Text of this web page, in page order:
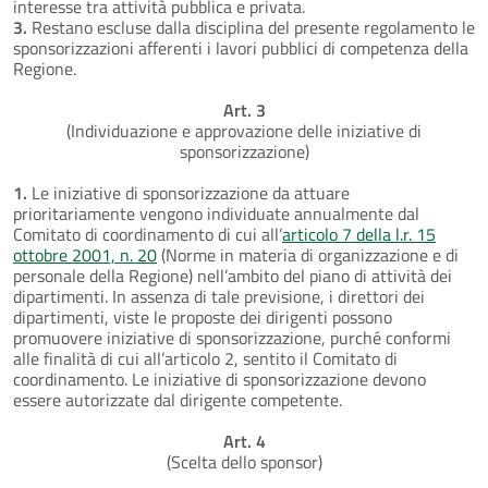
interesse tra attività pubblica e privata.
3. Restano escluse dalla disciplina del presente regolamento le
sponsorizzazioni afferenti i lavori pubblici di competenza della
Regione.
Art. 3
(Individuazione e approvazione delle iniziative di
sponsorizzazione)
1. Le iniziative di sponsorizzazione da attuare
prioritariamente vengono individuate annualmente dal
Comitato di coordinamento di cui all’articolo 7 della l.r. 15
ottobre 2001, n. 20(Norme in materia di organizzazione e di
personale della Regione) nell’ambito del piano di attività dei
dipartimenti. In assenza di tale previsione, i direttori dei
dipartimenti, viste le proposte dei dirigenti possono
promuovere iniziative di sponsorizzazione, purché conformi
alle finalità di cui all’articolo 2, sentito il Comitato di
coordinamento. Le iniziative di sponsorizzazione devono
essere autorizzate dal dirigente competente.
Art. 4
(Scelta dello sponsor)